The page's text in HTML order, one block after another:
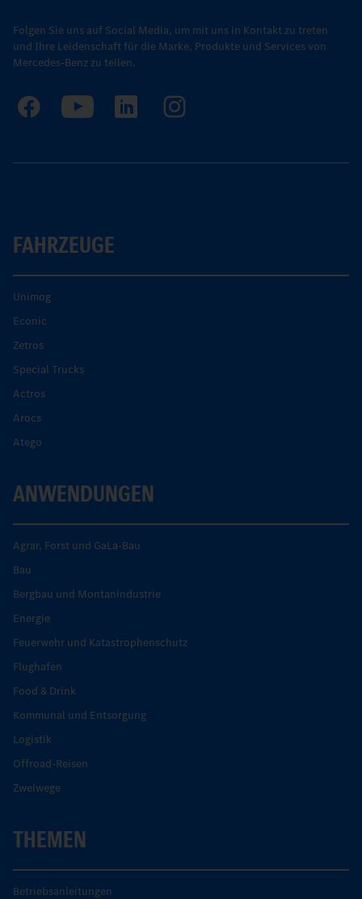
Folgen Sie uns auf Social Media, um mit uns in Kontakt zu treten
und Ihre Leidenschaft für die Marke, Produkte und Services von
Mercedes-Benz zu teilen.
FAHRZEUGE
Unimog
Econic
Zetros
Special Trucks
Actros
Arocs
Atego
ANWENDUNGEN
Agrar, Forst und GaLa-Bau
Bau
Bergbau und Montanindustrie
Energie
Feuerwehr und Katastrophenschutz
Flughafen
Food & Drink
Kommunal und Entsorgung
Logistik
Offroad-Reisen
Zweiwege
THEMEN
Betriebsanleitungen